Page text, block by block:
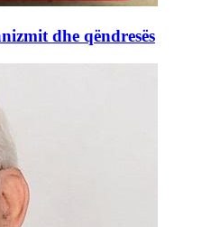
dhe qëndresës